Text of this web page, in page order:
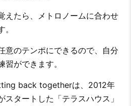
えたら、メトロノームに合わせ
意のテンポにできるので、自分
ができます。
back togetherは、2012年
タートした「テラスハウス」